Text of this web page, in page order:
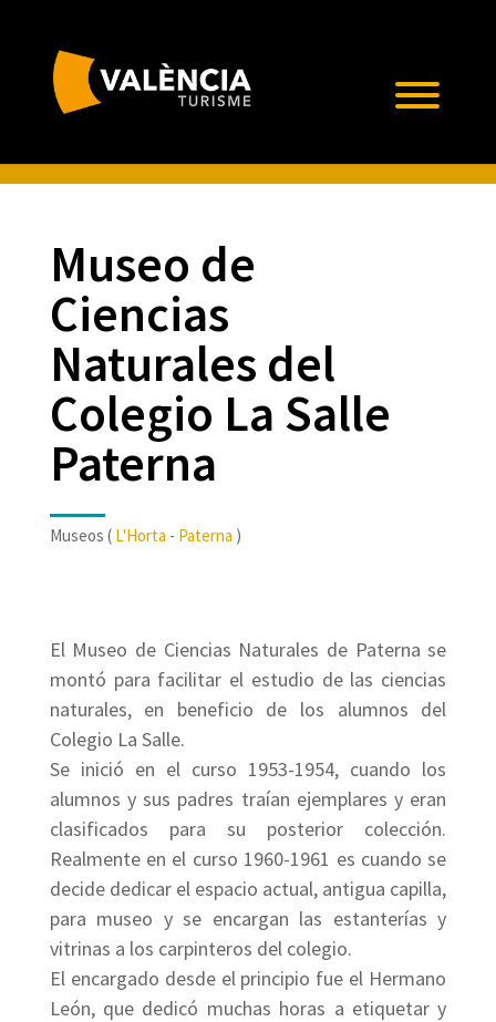
Museo de
Ciencias
Naturales del
Colegio La Salle
Paterna
Museos ( L'Horta - Paterna )
El Museo de Ciencias Naturales de Paterna se
montó para facilitar el estudio de las ciencias
naturales, en beneficio de los alumnos del
Colegio La Salle.
Se inició en el curso 1953-1954, cuando los
alumnos y sus padres traían ejemplares y eran
clasificados para su posterior colección.
Realmente en el curso 1960-1961 es cuando se
decide dedicar el espacio actual, antigua capilla,
para museo y se encargan las estanterías y
vitrinas a los carpinteros del colegio.
El encargado desde el principio fue el Hermano
León, que dedicó muchas horas a etiquetar y